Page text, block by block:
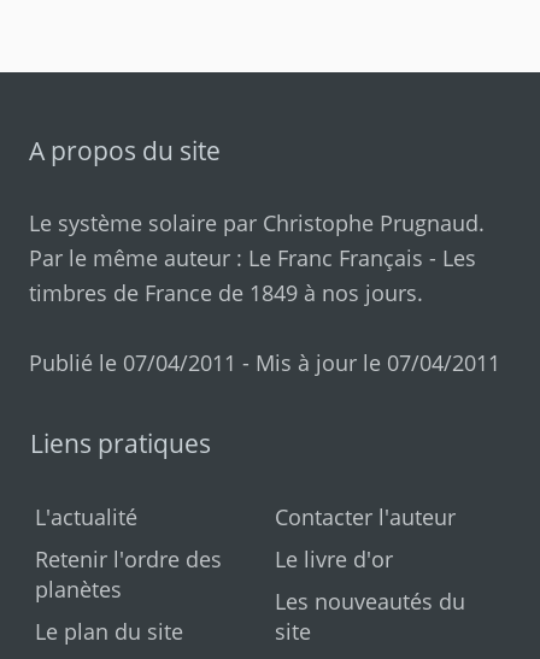
A propos du site
Le système solaire par Christophe Prugnaud.
Par le même auteur : Le Franc Français - Les
timbres de France de 1849 à nos jours.
Publié le 07/04/2011 - Mis à jour le 07/04/2011
Liens pratiques
L'actualité
Retenir l'ordre des
planètes
Le plan du site
Contacter l'auteur
Le livre d'or
Les nouveautés du
site